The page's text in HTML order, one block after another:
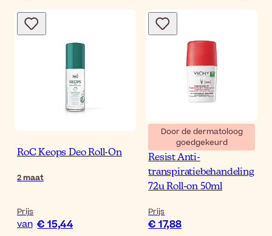
RoC Keops Deo Roll-On
2maat
Prijs
van € 15,44
Door de dermatoloog
goedgekeurd
Vichy Deodorant Stress
Resist Anti-
transpiratiebehandeling
72u Roll-on 50ml
Prijs
€ 17,88